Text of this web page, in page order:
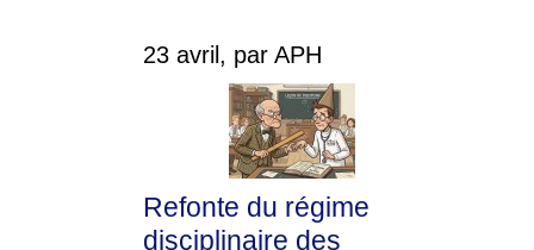
23 avril, par APH
Refonte du régime
disciplinaire des